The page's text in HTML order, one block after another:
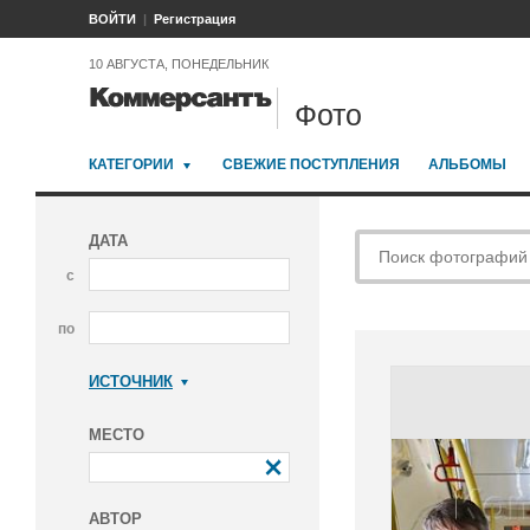
ВОЙТИ Регистрация
10 АВГУСТА, ПОНЕДЕЛЬНИК
Фото
КАТЕГОРИИ СВЕЖИЕ ПОСТУПЛЕНИЯ АЛЬБОМЫ
ДАТА
с
по
ИСТОЧНИК
МЕСТО
АВТОР